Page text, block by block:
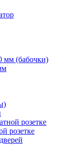
мм (бабочки)
розетке
розетке